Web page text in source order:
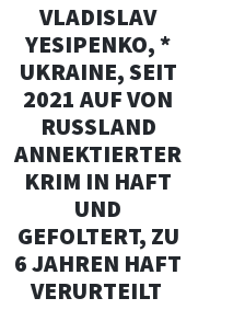
VLADISLAV
YESIPENKO, *
UKRAINE, SEIT
2021 AUF VON
RUSSLAND
ANNEKTIERTER
KRIM IN HAFT
UND
GEFOLTERT, ZU
6 JAHREN HAFT
VERURTEILT